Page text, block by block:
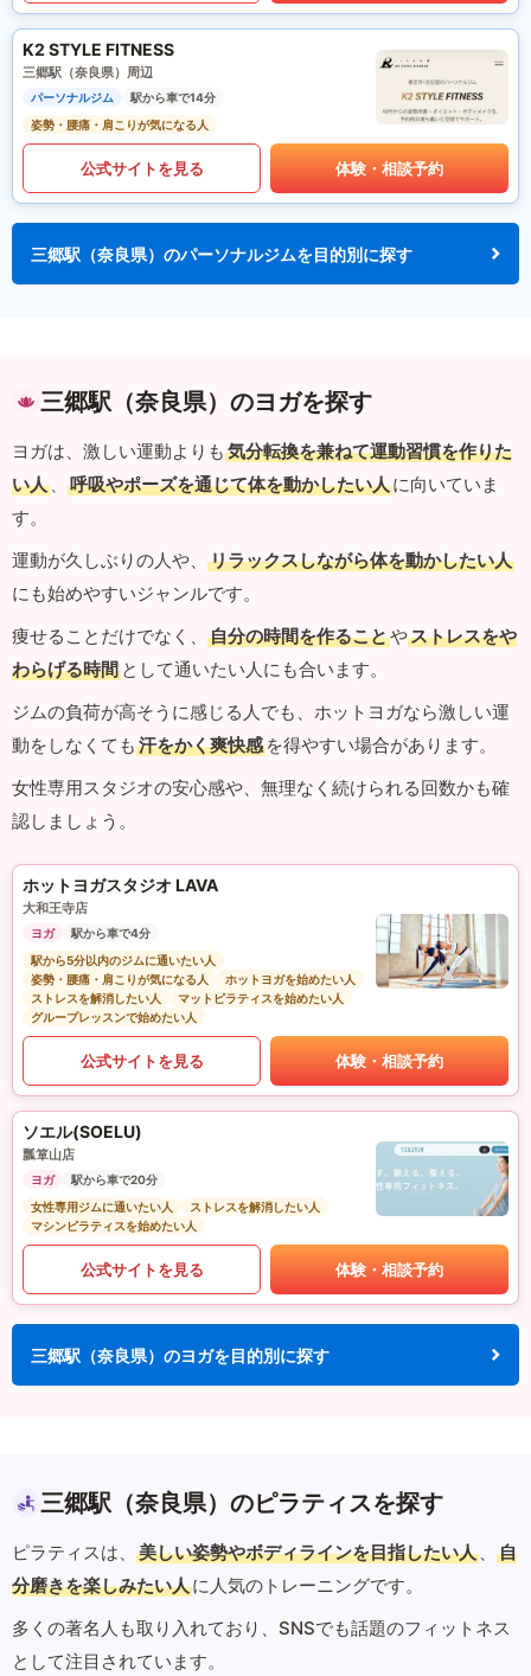
K2 STYLE FITNESS
三郷駅（奈良県）周辺
パーソナルジム
駅から車で14分
姿勢・腰痛・肩こりが気になる人
公式サイトを見る 体験・相談予約
三郷駅（奈良県）のパーソナルジムを目的別に探す
三郷駅（奈良県）のヨガを探す
ヨガは、激しい運動よりも 気分転換を兼ねて運動習慣を作りた
い人 、 呼吸やポーズを通じて体を動かしたい人に向いていま
す。
運動が久しぶりの人や、
リラックスしながら体を動かしたい人
にも始めやすいジャンルです。
痩せることだけでなく、
自分の時間を作ることやストレスをや
わらげる時間 として通いたい人にも合います。
ジムの負荷が高そうに感じる人でも、ホットヨガなら激しい運
動をしなくても 汗をかく爽快感 を得やすい場合があります。
女性専用スタジオの安心感や、無理なく続けられる回数かも確
認しましょう。
ホットヨガスタジオ LAVA
大和王寺店
ヨガ
駅から車で4分
駅から5分以内のジムに通いたい人
姿勢・腰痛・肩こりが気になる人
ホットヨガを始めたい人
ストレスを解消したい人
マットピラティスを始めたい人
グループレッスンで始めたい人
公式サイトを見る 体験・相談予約
ソエル(SOELU)
瓢箪山店
ヨガ
駅から車で20分
女性専用ジムに通いたい人
ストレスを解消したい人
マシンピラティスを始めたい人
公式サイトを見る 体験・相談予約
三郷駅（奈良県）のヨガを目的別に探す
三郷駅（奈良県）のピラティスを探す
ピラティスは、 美しい姿勢やボディラインを目指したい人 、
自
分磨きを楽しみたい人に人気のトレーニングです。
多くの著名人も取り入れており、SNSでも話題のフィットネス
として注目されています。